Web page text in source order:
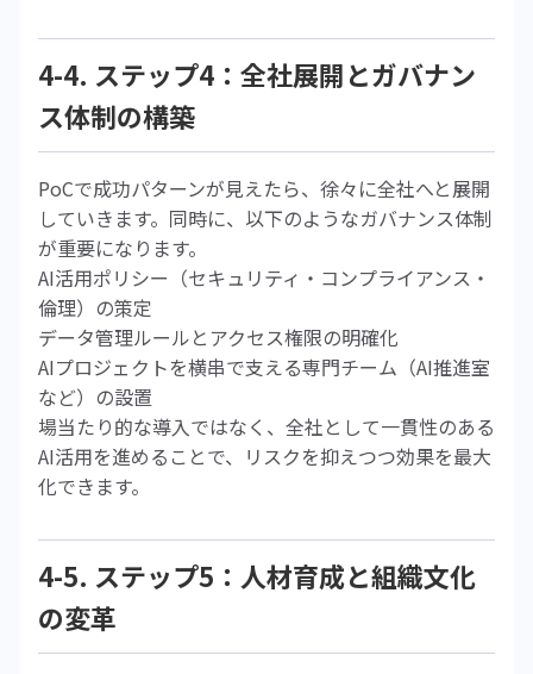
4-4. ステップ4：全社展開とガバナン
ス体制の構築
PoCで成功パターンが見えたら、徐々に全社へと展開
していきます。同時に、以下のようなガバナンス体制
が重要になります。
AI活用ポリシー（セキュリティ・コンプライアンス・
倫理）の策定
データ管理ルールとアクセス権限の明確化
AIプロジェクトを横串で支える専門チーム（AI推進室
など）の設置
場当たり的な導入ではなく、全社として一貫性のある
AI活用を進めることで、リスクを抑えつつ効果を最大
化できます。
4-5. ステップ5：人材育成と組織文化
の変革